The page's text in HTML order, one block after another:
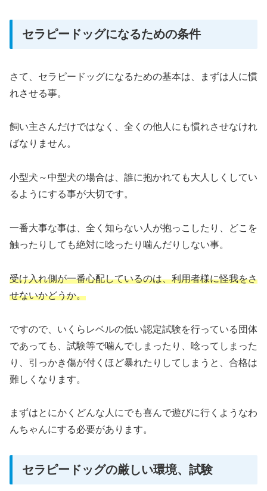
セラピードッグになるための条件
さて、セラピードッグになるための基本は、まずは人に慣
れさせる事。
飼い主さんだけではなく、全くの他人にも慣れさせなけれ
ばなりません。
小型犬～中型犬の場合は、誰に抱かれても大人しくしてい
るようにする事が大切です。
一番大事な事は、全く知らない人が抱っこしたり、どこを
触ったりしても絶対に唸ったり噛んだりしない事。
受け入れ側が一番心配しているのは、利用者様に怪我をさ
せないかどうか。
ですので、いくらレベルの低い認定試験を行っている団体
であっても、試験等で噛んでしまったり、唸ってしまった
り、引っかき傷が付くほど暴れたりしてしまうと、合格は
難しくなります。
まずはとにかくどんな人にでも喜んで遊びに行くようなわ
んちゃんにする必要があります。
セラピードッグの厳しい環境、試験